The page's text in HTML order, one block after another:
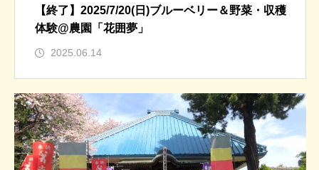
【終了】2025/7/20(日)ブルーベリー＆野菜・収穫
体験@農園「花囲夢」
2025.06.14